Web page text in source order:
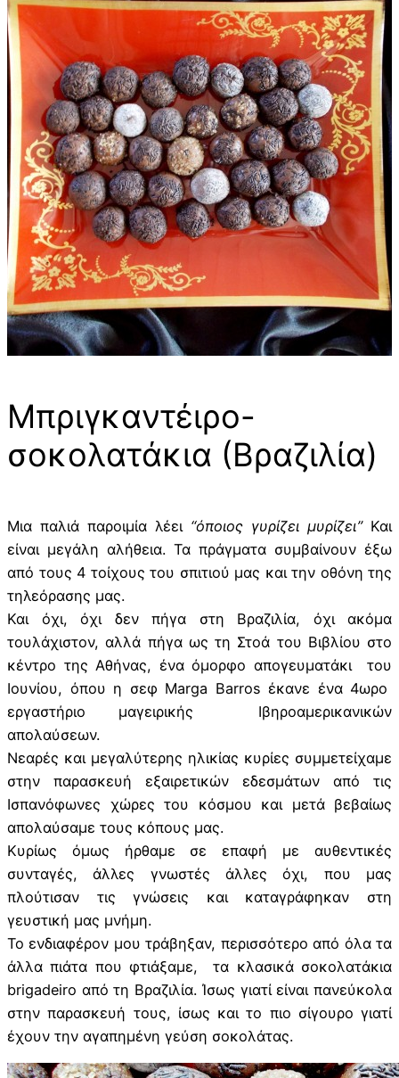
Μπριγκαντέιρο-
σοκολατάκια (Βραζιλία)
Μια παλιά παροιμία λέει“όποιος γυρίζει μυρίζει”Και
είναι μεγάλη αλήθεια. Τα πράγματα συμβαίνουν έξω
από τους 4 τοίχους του σπιτιού μας και την οθόνη της
τηλεόρασης μας.
Και όχι, όχι δεν πήγα στη Βραζιλία, όχι ακόμα
τουλάχιστον, αλλά πήγα ως τη Στοά του Βιβλίου στο
κέντρο της Αθήνας, ένα όμορφο απογευματάκι του
Ιουνίου, όπου η σεφ Marga Barros έκανε ένα 4ωρο
εργαστήριο μαγειρικής Ιβηροαμερικανικών
απολαύσεων.
Νεαρές και μεγαλύτερης ηλικίας κυρίες συμμετείχαμε
στην παρασκευή εξαιρετικών εδεσμάτων από τις
Ισπανόφωνες χώρες του κόσμου και μετά βεβαίως
απολαύσαμε τους κόπους μας.
Κυρίως όμως ήρθαμε σε επαφή με αυθεντικές
συνταγές, άλλες γνωστές άλλες όχι, που μας
πλούτισαν τις γνώσεις και καταγράφηκαν στη
γευστική μας μνήμη.
Το ενδιαφέρον μου τράβηξαν, περισσότερο από όλα τα
άλλα πιάτα που φτιάξαμε, τα κλασικά σοκολατάκια
brigadeiro από τη Βραζιλία. Ίσως γιατί είναι πανεύκολα
στην παρασκευή τους, ίσως και το πιο σίγουρο γιατί
έχουν την αγαπημένη γεύση σοκολάτας.